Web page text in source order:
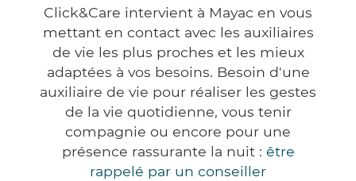
Click&Care intervient à Mayac en vous
mettant en contact avec les auxiliaires
de vie les plus proches et les mieux
adaptées à vos besoins. Besoin d'une
auxiliaire de vie pour réaliser les gestes
de la vie quotidienne, vous tenir
compagnie ou encore pour une
présence rassurante la nuit : être
rappelé par un conseiller